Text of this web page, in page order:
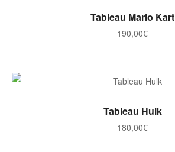
AJOUTER AU PANIER
Tableau Mario Kart
190,00€
AJOUTER AU PANIER
Tableau Hulk
180,00€